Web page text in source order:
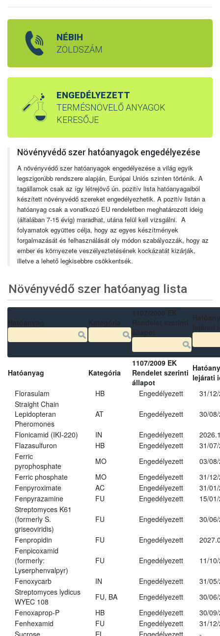
NÉBIH
ZÖLDSZÁM
ENGEDÉLYEZETT
TERMÉSNÖVELŐ ANYAGOK
KERESŐJE
Növényvédő szer hatóanyagok engedélyezése
A növényvédő szer hatóanyagok engedélyezése a világ egyik
legszigorúbb rendszere alapján, Európai Uniós szinten történik. A
tagállamok csak az így létrejövő ún. pozitív lista hatóanyagaiból
készített növényvédő szereket engedélyezhetik. A pozitív listán a
hatóanyag csak a vonatkozó EU rendeletben meghatározott ideig
(általában 7-15 évig) maradhat, utána felül kell vizsgálni. A
folyamatok együttes célja, hogy az egyes készítmények
forgalmazását és felhasználását oly módon szabályozzák, hogy az
ember és környezete veszélyeztetésének kockázatát kizárják,
illetve a lehető legkisebbre csökkentsék.
Növényvédő szer hatóanyag lista
Hatóanyag Kategória
1107/2009 EK
Rendelet szerinti
állapot
lejárati
Florasulam
HB Engedélyezett
31/
Straight Chain
Lepidopteran
Pheromones
AT Engedélyezett 30/
Flonicamid (IKI-220) IN Engedélyezett
Flazasulfuron
HB Engedélyezett
31/
Ferric
pyrophosphate
MO Engedélyezett
03/
Ferric phosphate
MO Engedélyezett
31/
Fenpyroximate
AC Engedélyezett
31/
Fenpyrazamine
FU Engedélyezett
15/
Streptomyces K61
(formerly S.
griseoviridis)
FU Engedélyezett 30/
Fenpropidin FU Engedélyezett
Fenpicoxamid
(formerly:
Lyserphenvalpyr)
FU Engedélyezett 11/
Fenoxycarb IN Engedélyezett
31/
Streptomyces lydicus
WYEC 108
FU, BA Engedélyezett
30/
Fenoxaprop-P
HB Engedélyezett
30/
Fenhexamid
FU Engedélyezett
31/